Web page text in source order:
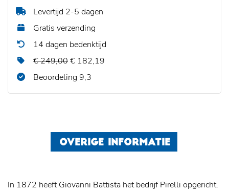
Levertijd 2-5 dagen
Gratis verzending
14 dagen bedenktijd
€ 249,00€ 182,19
Beoordeling 9,3
OVERIGE INFORMATIE
In 1872 heeft Giovanni Battista het bedrijf Pirelli opgericht.